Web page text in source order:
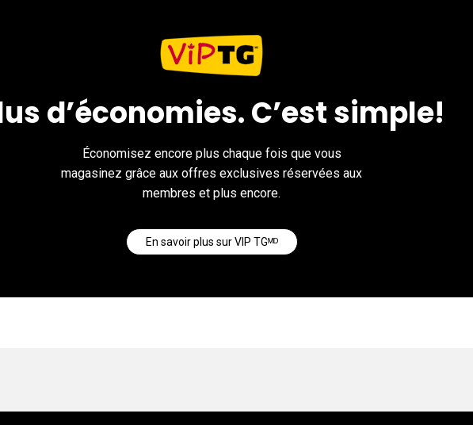
d’économies. C’est simple!
Économisez encore plus chaque fois que vous
magasinez grâce aux offres exclusives réservées aux
membres et plus encore.
En savoir plus sur VIP TGᴹᴰ